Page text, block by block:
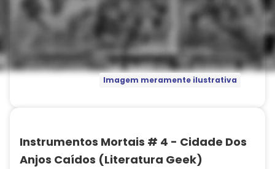
Imagem meramente ilustrativa
Instrumentos Mortais # 4 - Cidade Dos
Anjos Caídos (Literatura Geek)